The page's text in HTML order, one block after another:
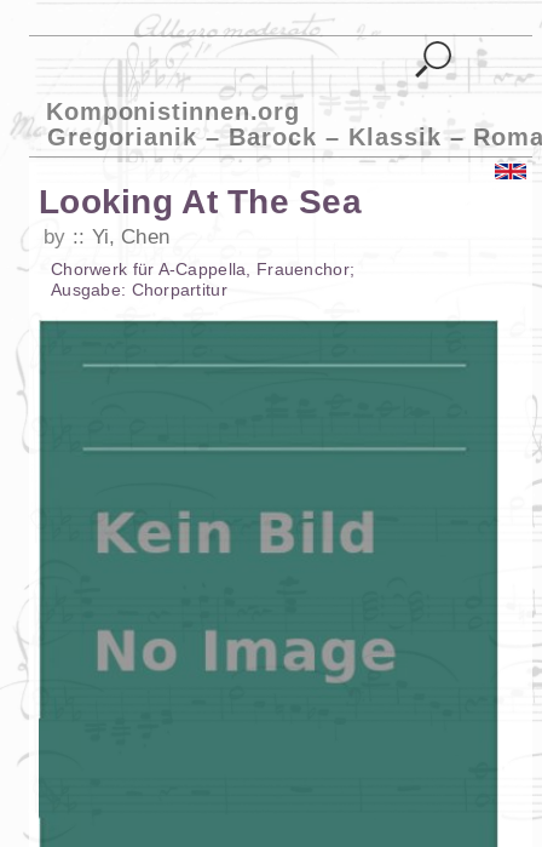
Komponistinnen.org
Gregorianik – Barock – Klassik –
Looking At The Sea
by Yi, Chen
Chorwerk für A-Cappella Frauenchor;
Ausgabe: Chorpartitur